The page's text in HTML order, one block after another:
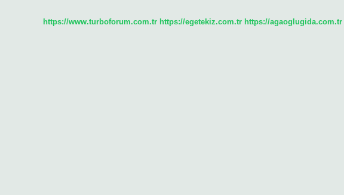
https://www.turboforum.com.tr https://egetekiz.com.tr https://agaoglugida.com.tr